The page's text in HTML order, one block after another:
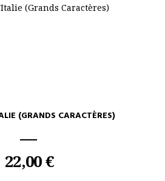
(GRANDS CARACTÈRES)
22,00 €